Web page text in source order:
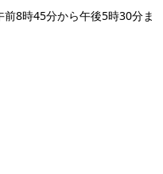
8時45分から午後5時30分ま